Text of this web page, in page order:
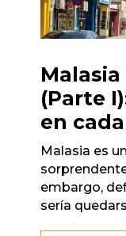
(Parte
en
Malasia es
embargo,
sería